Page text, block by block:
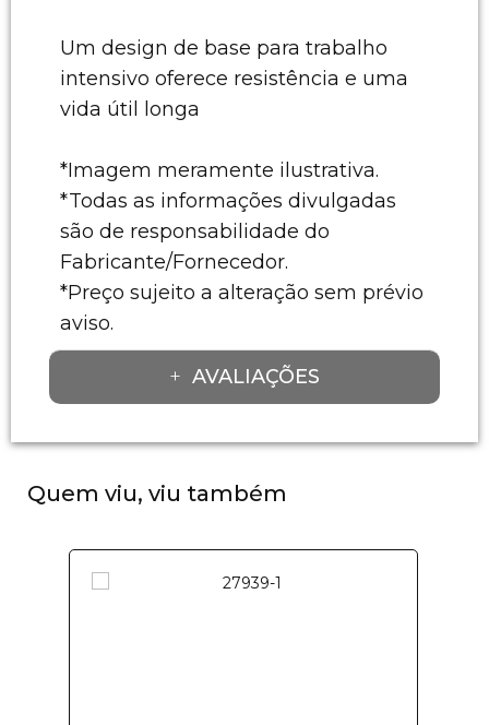
Um design de base para trabalho
intensivo oferece resistência e uma
vida útil longa
*Imagem meramente ilustrativa.
*Todas as informações divulgadas
são de responsabilidade do
Fabricante/Fornecedor.
*Preço sujeito a alteração sem prévio
aviso.
AVALIAÇÕES
Quem viu, viu também